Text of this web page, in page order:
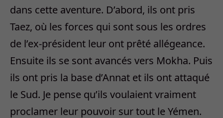
dans cette aventure. D’abord, ils ont pris
Taez, où les forces qui sont sous les ordres
de l’ex-président leur ont prêté allégeance.
Ensuite ils se sont avancés vers Mokha. Puis
ils ont pris la base d’Annat et ils ont attaqué
le Sud. Je pense qu’ils voulaient vraiment
proclamer leur pouvoir sur tout le Yémen.